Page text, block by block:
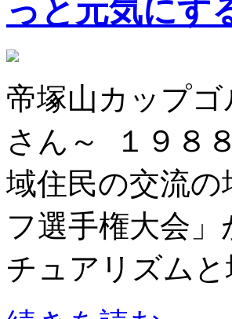
っと元気に
帝塚山カップ
さん～ １９８
域住民の交流
フ選手権大会
チュアリズム